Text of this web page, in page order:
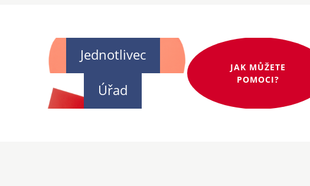
Jednotlivec
Úřad
JAK MŮŽETE
POMOCI?